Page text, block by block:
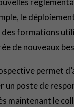
le
des formations
de nouveaux
permet
un poste de
maintenant le